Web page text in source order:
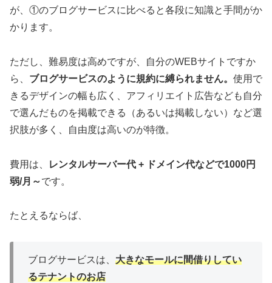
が、①のブログサービスに比べると各段に知識と手間がか
かります。
ただし、難易度は高めですが、自分のWEBサイトですか
ら、 ブログサービスのように規約に縛られません。 使用で
きるデザインの幅も広く、アフィリエイト広告なども自分
で選んだものを掲載できる（あるいは掲載しない）など選
択肢が多く、自由度は高いのが特徴。
費用は、
レンタルサーバー代 + ドメイン代などで1000円
弱/月～です。
たとえるならば、
ブログサービスは、 大きなモールに間借りしてい
るテナントのお店